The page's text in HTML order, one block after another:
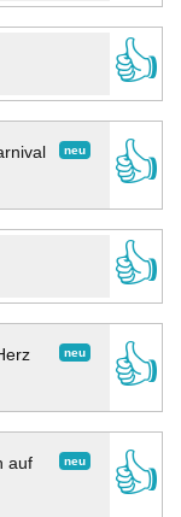
👍
neu
👍
👍
neu 👍
neu
auf
👍